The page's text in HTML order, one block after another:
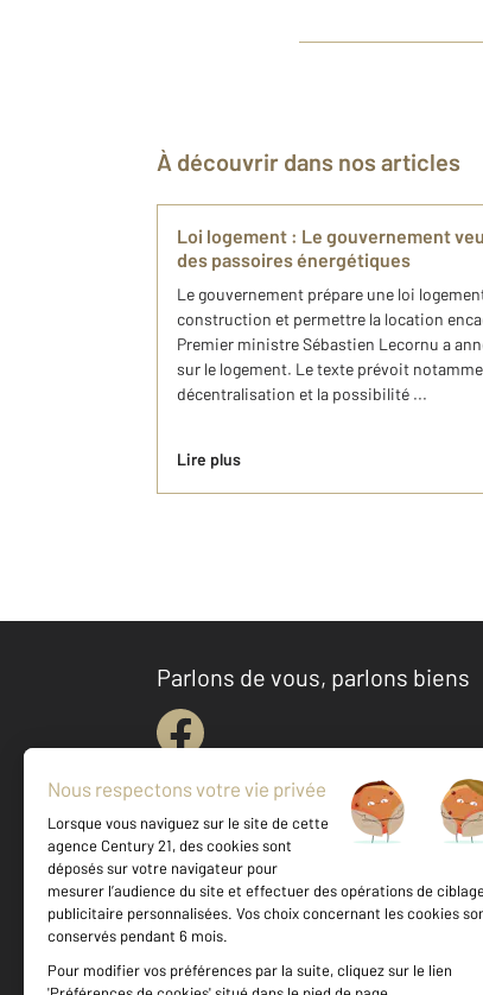
À découvrir dans nos articles
Loi logement : Le gouvernement
des passoires énergétiques
Le gouvernement prépare une loi
construction et permettre la location
Premier ministre Sébastien Lecornu a
sur le logement. Le texte prévoit
décentralisation et la possibilité ...
Lire plus
Parlons de vous, parlons biens
Votre agence est notée
Achat